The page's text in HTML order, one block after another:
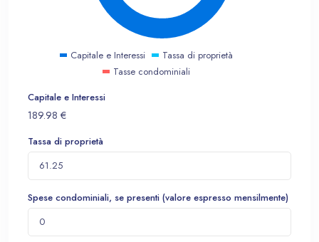
Capitale e Interessi
Tassa di proprietà
Tasse condominiali
Capitale e Interessi
189.98 €
Tassa di proprietà
Spese condominiali, se presenti (valore espresso mensilmente)